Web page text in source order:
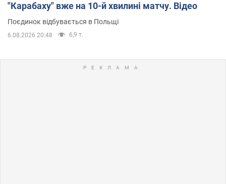
"Карабаху" вже на 10-й хвилині матчу. Відео
Поєдинок відбувається в Польщі
6.08.2026 20:48 6,9 т.